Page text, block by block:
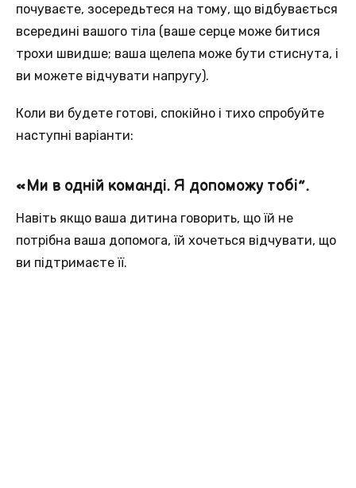
почуваєте, зосередьтеся на тому, що відбувається
всередині вашого тіла (ваше серце може битися
трохи швидше; ваша щелепа може бути стиснута, і
ви можете відчувати напругу).
Коли ви будете готові, спокійно і тихо спробуйте
наступні варіанти:
«Ми в одній команді. Я допоможу тобі”.
Навіть якщо ваша дитина говорить, що їй не
потрібна ваша допомога, їй хочеться відчувати, що
ви підтримаєте її.